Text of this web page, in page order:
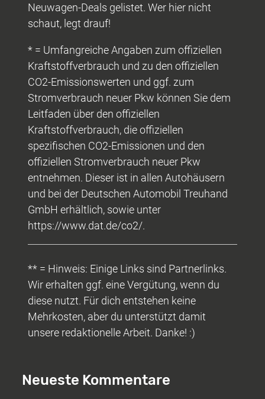
Neuwagen-Deals gelistet. Wer hier nicht
schaut, legt drauf!
* = Umfangreiche Angaben zum offiziellen
Kraftstoffverbrauch und zu den offiziellen
CO2-Emissionswerten und ggf. zum
Stromverbrauch neuer Pkw können Sie dem
Leitfaden über den offiziellen
Kraftstoffverbrauch, die offiziellen
spezifischen CO2-Emissionen und den
offiziellen Stromverbrauch neuer Pkw
entnehmen. Dieser ist in allen Autohäusern
und bei der Deutschen Automobil Treuhand
GmbH erhältlich, sowie unter
https://www.dat.de/co2/.
** = Hinweis: Einige Links sind Partnerlinks.
Wir erhalten ggf. eine Vergütung, wenn du
diese nutzt. Für dich entstehen keine
Mehrkosten, aber du unterstützt damit
unsere redaktionelle Arbeit. Danke! :)
Neueste Kommentare